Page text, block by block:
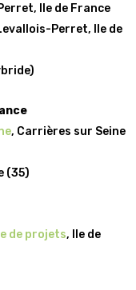
Ile de France
Perret, Ile de
, Carrières sur Seine
(35)
de projets, Ile de